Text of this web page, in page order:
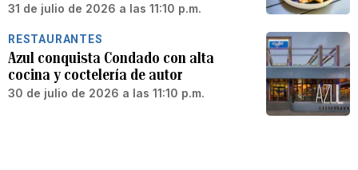
31 de julio de 2026 a las 11:10 p.m.
RESTAURANTES
Azul conquista Condado con alta
cocina y coctelería de autor
30 de julio de 2026 a las 11:10 p.m.